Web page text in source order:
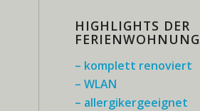
HIGHLIGHTS DER
FERIENWOHNUNG
– komplett renoviert
– WLAN
– allergikergeeignet